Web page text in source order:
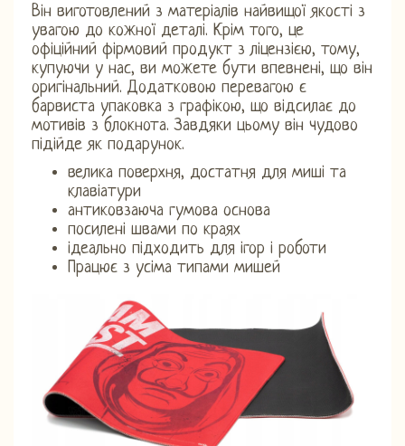
Він виготовлений з матеріалів найвищої якості з
увагою до кожної деталі. Крім того, це
офіційний фірмовий продукт з ліцензією, тому,
купуючи у нас, ви можете бути впевнені, що він
оригінальний. Додатковою перевагою є
барвиста упаковка з графікою, що відсилає до
мотивів з блокнота. Завдяки цьому він чудово
підійде як подарунок.
велика поверхня, достатня для миші та
клавіатури
антиковзаюча гумова основа
посилені швами по краях
ідеально підходить для ігор і роботи
Працює з усіма типами мишей